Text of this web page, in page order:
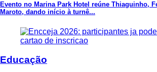
Evento no Marina Park Hotel reúne Thiaguinho,
Maroto, dando início à turnê...
Educação